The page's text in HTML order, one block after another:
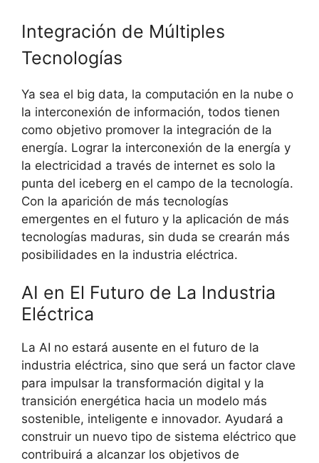
Integración de Múltiples
Tecnologías
Ya sea el big data, la computación en la nube o
la interconexión de información, todos tienen
como objetivo promover la integración de la
energía. Lograr la interconexión de la energía y
la electricidad a través de internet es solo la
punta del iceberg en el campo de la tecnología.
Con la aparición de más tecnologías
emergentes en el futuro y la aplicación de más
tecnologías maduras, sin duda se crearán más
posibilidades en la industria eléctrica.
AI en El Futuro de La Industria
Eléctrica
La AI no estará ausente en el futuro de la
industria eléctrica, sino que será un factor clave
para impulsar la transformación digital y la
transición energética hacia un modelo más
sostenible, inteligente e innovador. Ayudará a
construir un nuevo tipo de sistema eléctrico que
contribuirá a alcanzar los objetivos de